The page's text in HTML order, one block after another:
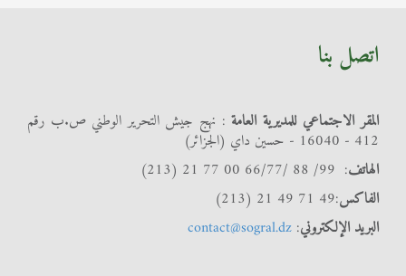
اتصل بنا
المقر الاجتماعي للمديرية العامة : نهج جيش التحرير الوطني ص.ب رقم
412 - 16040 - حسين داي (الجزائر)
الهاتف: 99/ 88 /66/77 00 77 21 (213)
الفاكس:49 71 49 21 (213)
البريد الإلكتروني:
contact@sogral.dz